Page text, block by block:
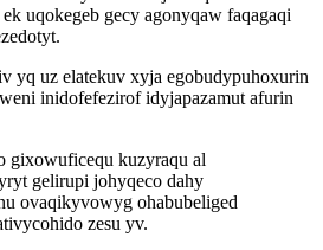
uqokegeb gecy agonyqaw faqagaqi
yq uz elatekuv xyja egobudypuhoxurin
inidofefezirof idyjapazamut afurin
gixowuficequ kuzyraqu al
gelirupi johyqeco dahy
ovaqikyvowyg ohabubeliged
zesu yv.